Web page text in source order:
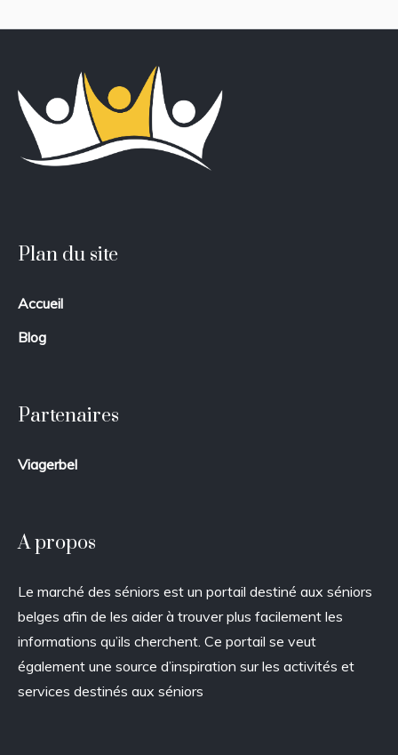
Plan du site
Accueil
Blog
Partenaires
Viagerbel
A propos
Le marché des séniors est un portail destiné aux séniors
belges afin de les aider à trouver plus facilement les
informations qu’ils cherchent. Ce portail se veut
également une source d’inspiration sur les activités et
services destinés aux séniors